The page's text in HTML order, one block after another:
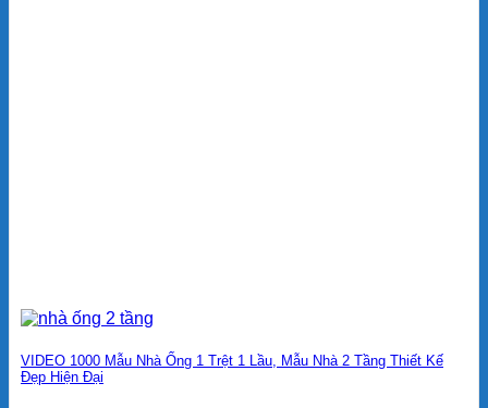
VIDEO 1000 Mẫu Nhà Ống 1 Trệt 1 Lầu, Mẫu Nhà 2 Tầng Thiết Kế
Đẹp Hiện Đại